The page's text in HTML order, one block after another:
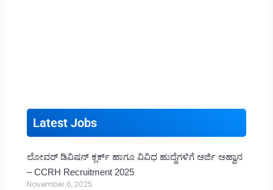
Latest Jobs
ಲೋವರ್ ಡಿವಿಷನ್ ಕ್ಲರ್ಕ್ ಹಾಗೂ ವಿವಿಧ ಹುದ್ದೆಗಳಿಗೆ ಅರ್ಜಿ ಅಹ್ವಾನ
– CCRH Recruitment 2025
November 6, 2025